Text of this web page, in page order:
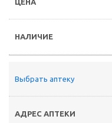
Выбрать аптеку